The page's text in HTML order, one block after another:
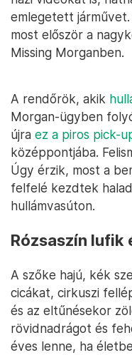
emlegetett
most először a
Missing Morganben.
A rendőrök, akik
Morgan-ügyben
újra ez a piros pick-
középpontjába.
Úgy érzik, most a
felfelé kezdtek
hullámvasúton.
Rózsaszín lufik
A szőke hajú, kék
cicákat, cirkuszi
és az eltűnésekor
rövidnadrágot és
éves lenne, ha